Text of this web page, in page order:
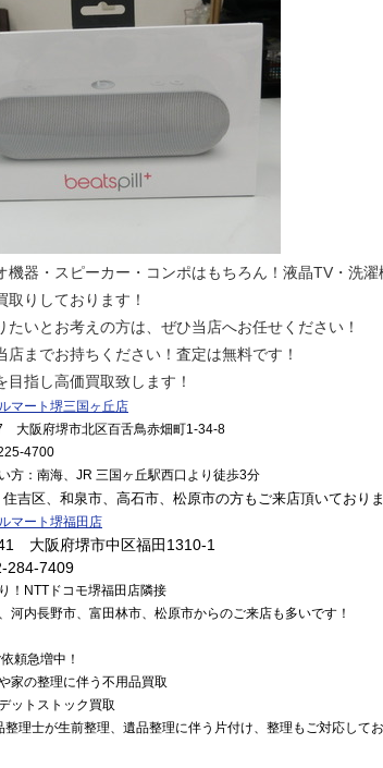
機器・スピーカー・コンポはもちろん！液晶TV・洗
取りしております！
たいとお考えの方は、ぜひ当店へお任せください！
店までお持ちください！査定は無料です！
目指し高価買取致します！
マート堺三国ヶ丘店
大阪府堺市北区百舌鳥赤畑町1-34-8
4700
方：南海、JR 三国ヶ丘駅西口より徒歩3分
吉区、和泉市、高石市、松原市の方もご来店頂いておりま
マート堺福田店
大阪府堺市中区福田1310-1
284-7409
！NTTドコモ堺福田店隣接
河内長野市、富田林市、松原市からのご来店も多いです！
頼急増中！
家の整理に伴う不用品買取
ットストック買取
整理士が生前整理、遺品整理に伴う片付け、整理もご対応してお